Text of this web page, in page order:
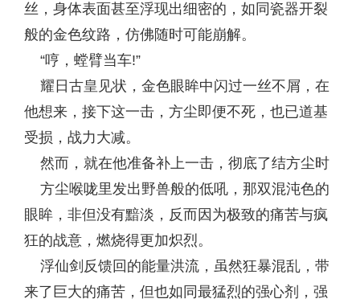
丝，身体表面甚至浮现出细密的，如同瓷器开裂
般的金色纹路，仿佛随时可能崩解。
“哼，螳臂当车!”
耀日古皇见状，金色眼眸中闪过一丝不屑，在
他想来，接下这一击，方尘即便不死，也已道基
受损，战力大减。
然而，就在他准备补上一击，彻底了结方尘时
方尘喉咙里发出野兽般的低吼，那双混沌色的
眼眸，非但没有黯淡，反而因为极致的痛苦与疯
狂的战意，燃烧得更加炽烈。
浮仙剑反馈回的能量洪流，虽然狂暴混乱，带
来了巨大的痛苦，但也如同最猛烈的强心剂，强